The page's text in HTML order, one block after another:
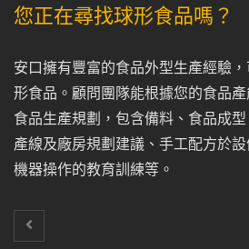
您正在尋找球形食品嗎？
安口擁有豐富的食品外型生產經驗
形食品。顧問團隊能根據您的食品
食品生產規劃，包含備料、食品成
產線及廠房規劃建議、手工配方於
機器操作的教育訓練等。